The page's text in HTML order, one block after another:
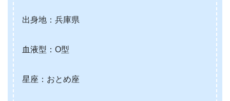
出身地：兵庫県
血液型：O型
星座：おとめ座